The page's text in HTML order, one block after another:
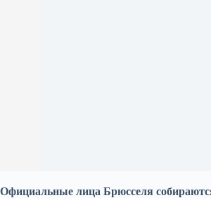
Официальные лица Брюсселя